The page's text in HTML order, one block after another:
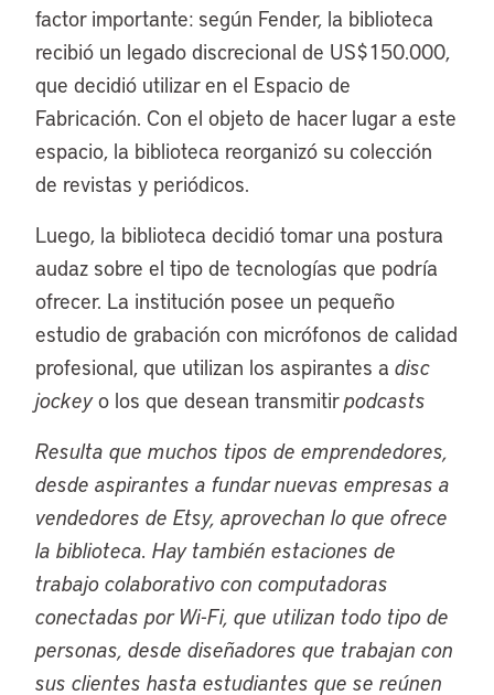
factor importante: según Fender, la biblioteca
recibió un legado discrecional de US$150.000,
que decidió utilizar en el Espacio de
Fabricación. Con el objeto de hacer lugar a este
espacio, la biblioteca reorganizó su colección
de revistas y periódicos.
Luego, la biblioteca decidió tomar una postura
audaz sobre el tipo de tecnologías que podría
ofrecer. La institución posee un pequeño
estudio de grabación con micrófonos de calidad
profesional, que utilizan los aspirantes a disc
jockeyo los que desean transmitirpodcasts
Resulta que muchos tipos de emprendedores,
desde aspirantes a fundar nuevas empresas a
vendedores de Etsy, aprovechan lo que ofrece
la biblioteca. Hay también estaciones de
trabajo colaborativo con computadoras
conectadas por Wi-Fi, que utilizan todo tipo de
personas, desde diseñadores que trabajan con
sus clientes hasta estudiantes que se reúnen